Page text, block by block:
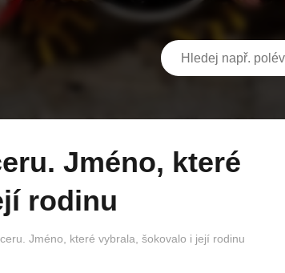
rodinu
Jméno, které vybrala, šokovalo i její rodinu